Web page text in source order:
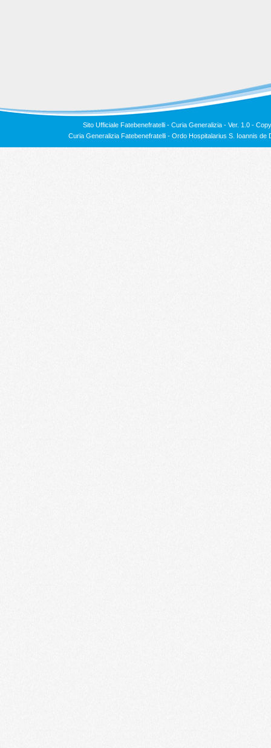
Sito Ufficiale Fatebenefratelli - Curia Generalizia - Ver. 1.0 -
Curia Generalizia Fatebenefratelli - Ordo Hospitalarius S. Ioannis